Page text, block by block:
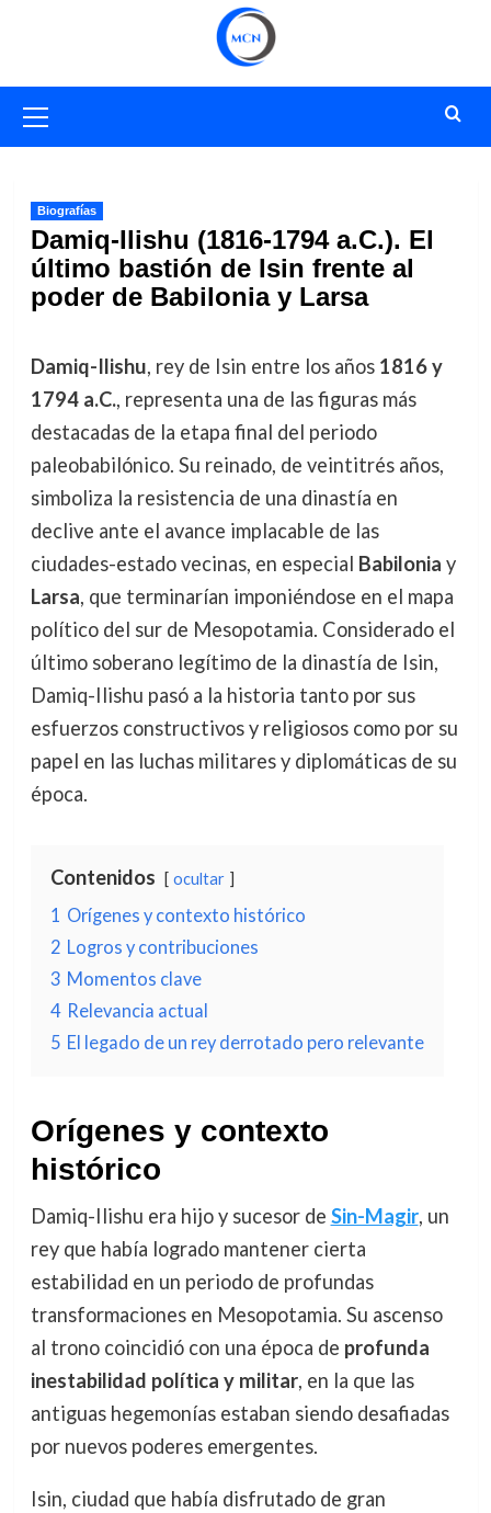
primario
Biografías
Damiq-Ilishu (1816-1794 a.C.). El
último bastión de Isin frente al
poder de Babilonia y Larsa
Damiq-Ilishu, rey de Isin entre los años 1816 y
1794 a.C., representa una de las figuras más
destacadas de la etapa final del periodo
paleobabilónico. Su reinado, de veintitrés años,
simboliza la resistencia de una dinastía en
declive ante el avance implacable de las
ciudades-estado vecinas, en especial Babilonia y
Larsa, que terminarían imponiéndose en el mapa
político del sur de Mesopotamia. Considerado el
último soberano legítimo de la dinastía de Isin,
Damiq-Ilishu pasó a la historia tanto por sus
esfuerzos constructivos y religiosos como por su
papel en las luchas militares y diplomáticas de su
época.
Contenidos ocultar
1 Orígenes y contexto histórico
2 Logros y contribuciones
3 Momentos clave
4 Relevancia actual
5 El legado de un rey derrotado pero relevante
Orígenes y contexto
histórico
Damiq-Ilishu era hijo y sucesor de Sin-Magir, un
rey que había logrado mantener cierta
estabilidad en un periodo de profundas
transformaciones en Mesopotamia. Su ascenso
al trono coincidió con una época de profunda
inestabilidad política y militar, en la que las
antiguas hegemonías estaban siendo desafiadas
por nuevos poderes emergentes.
Isin, ciudad que había disfrutado de gran